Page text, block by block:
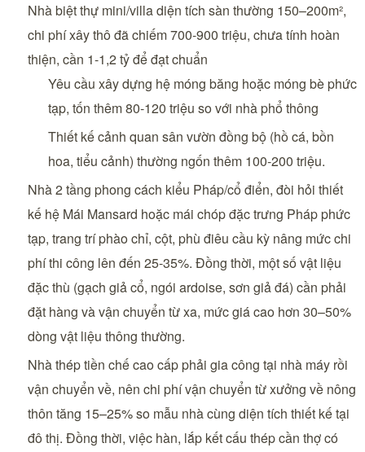
Nhà biệt thự mini/villa diện tích sàn thường 150–200m²,
chi phí xây thô đã chiếm 700-900 triệu, chưa tính hoàn
thiện, cần 1-1,2 tỷ để đạt chuẩn
Yêu cầu xây dựng hệ móng băng hoặc móng bè phức
tạp, tốn thêm 80-120 triệu so với nhà phổ thông
Thiết kế cảnh quan sân vườn đồng bộ (hồ cá, bồn
hoa, tiểu cảnh) thường ngốn thêm 100-200 triệu.
Nhà 2 tầng phong cách kiểu Pháp/cổ điển, đòi hỏi thiết
kế hệ Mái Mansard hoặc mái chóp đặc trưng Pháp phức
tạp, trang trí phào chỉ, cột, phù điêu cầu kỳ nâng mức chi
phí thi công lên đến 25-35%. Đồng thời, một số vật liệu
đặc thù (gạch giả cổ, ngói ardoise, sơn giả đá) cần phải
đặt hàng và vận chuyển từ xa, mức giá cao hơn 30–50%
dòng vật liệu thông thường.
Nhà thép tiền chế cao cấp phải gia công tại nhà máy rồi
vận chuyển về, nên chi phí vận chuyển từ xưởng về nông
thôn tăng 15–25% so mẫu nhà cùng diện tích thiết kế tại
đô thị. Đồng thời, việc hàn, lắp kết cấu thép cần thợ có